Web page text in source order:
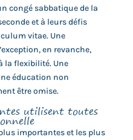
congé sabbatique de la
et à leurs défis
vitae. Une
en revanche,
la flexibilité. Une
éducation non
être omise.
utilisent toutes
importantes et les plus